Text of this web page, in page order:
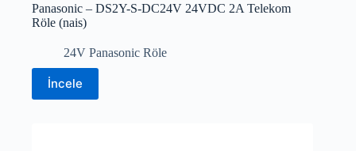
Panasonic – DS2Y-S-DC24V 24VDC 2A Telekom
Röle (nais)
24V Panasonic Röle
İncele